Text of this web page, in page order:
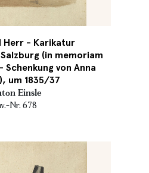
Herr - Karikatur
(in memoriam
Schenkung von Anna
um 1835/37
Einsle
Nr. 678